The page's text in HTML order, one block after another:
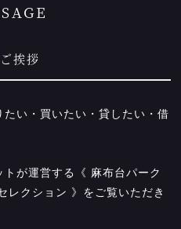
挨拶
たい・買いたい・貸したい・借
が運営する《 麻布台パーク
レクション 》をご覧いただき